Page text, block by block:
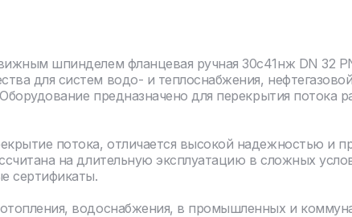
шпинделем фланцевая ручная 30с41нж DN 32
для систем водо- и теплоснабжения,
предназначено для перекрытия потока
потока, отличается высокой надежностью и
на длительную эксплуатацию в сложных
сертификаты.
водоснабжения, в промышленных и